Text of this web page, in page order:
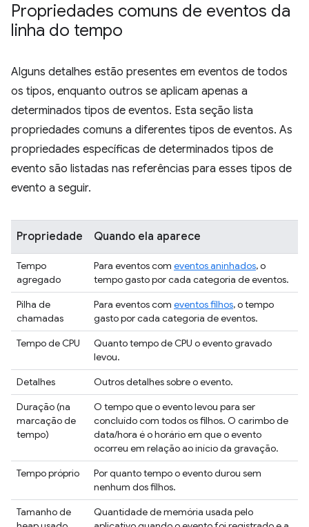
Propriedades comuns de eventos da
linha do tempo
Alguns detalhes estão presentes em eventos de todos
os tipos, enquanto outros se aplicam apenas a
determinados tipos de eventos. Esta seção lista
propriedades comuns a diferentes tipos de eventos. As
propriedades específicas de determinados tipos de
evento são listadas nas referências para esses tipos de
evento a seguir.
Propriedade Quando ela aparece
Tempo
agregado
Para eventos com eventos aninhados, o
tempo gasto por cada categoria de eventos.
Pilha de
chamadas
Para eventos com eventos filhos, o tempo
gasto por cada categoria de eventos.
Tempo de CPU
Quanto tempo de CPU o evento gravado
levou.
Detalhes
Outros detalhes sobre o evento.
Duração (na
marcação de
tempo)
O tempo que o evento levou para ser
concluído com todos os filhos. O carimbo de
data/hora é o horário em que o evento
ocorreu em relação ao início da gravação.
Tempo próprio
Por quanto tempo o evento durou sem
nenhum dos filhos.
Tamanho de
Quantidade de memória usada pelo